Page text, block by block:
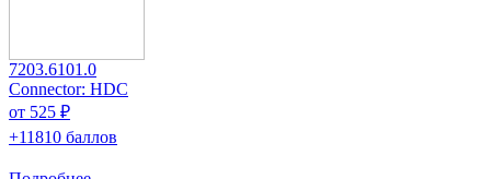
7203.6101.0
Connector: HDC
от 525 ₽
+11810 баллов